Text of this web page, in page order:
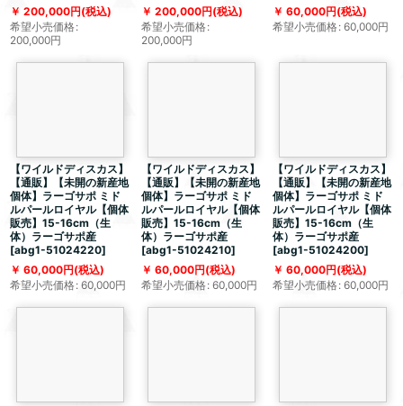
200,000円(税込)
希望小売価格:
200,000円
200,000円(税込)
希望小売価格:
200,000円
60,000円(税込)
希望小売価格: 60,000円
【ワイルドディスカス】
【通販】【未開の新産地
個体】ラーゴサポ ミド
ルパールロイヤル【個体
販売】15-16cm（生
体）ラーゴサポ産
[abg1-51024220]
60,000円(税込)
希望小売価格: 60,000円
【ワイルドディスカス】
【通販】【未開の新産地
個体】ラーゴサポ ミド
ルパールロイヤル【個体
販売】15-16cm（生
体）ラーゴサポ産
[abg1-51024210]
60,000円(税込)
希望小売価格: 60,000円
【ワイルドディスカス】
【通販】【未開の新産地
個体】ラーゴサポ ミド
ルパールロイヤル【個体
販売】15-16cm（生
体）ラーゴサポ産
[abg1-51024200]
60,000円(税込)
希望小売価格: 60,000円